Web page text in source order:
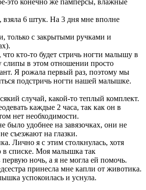
взяла 6 штук. На 3 дня мне вполне
только с закрытыми ручками и
кто-то будет стричь ногти малышу в
слипы в этом отношении просто
Я рожала первый раз, поэтому мы
подстричь ногти нашей малышке.
случай, какой-то теплый комплект.
каждые 2 часа, так как он в
нет необходимости.
было удобнее на завязочках, они не
съезжают на глазки.
Лично я с этим столкнулась, хотя
в списке. Моя малышка так
первую ночь, а я не могла ей помочь.
принесла мне капли от животика.
успокоилась и уснула.